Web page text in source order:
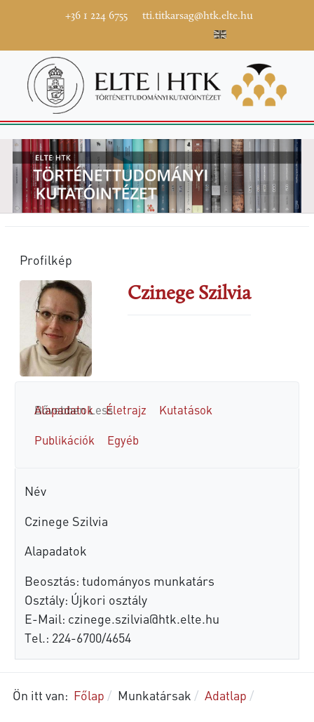
+36 1 224 6755 tti.titkarsag@htk.elte.hu
Profilkép
Czinege Szilvia
Alapadatok Életrajz
Kutatások
Publikációk
Egyéb
BővebbenLess
Név
Czinege Szilvia
Alapadatok
Beosztás: tudományos munkatárs
Osztály: Újkori osztály
E-Mail: czinege.szilvia@htk.elte.hu
Tel.: 224-6700/4654
Ön itt van: Főlap Munkatársak
Adatlap